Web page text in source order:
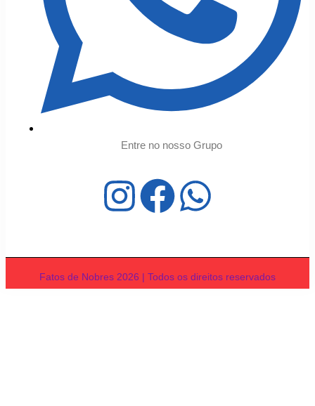
Entre no nosso Grupo
Fatos de Nobres 2026 | Todos os direitos reservados